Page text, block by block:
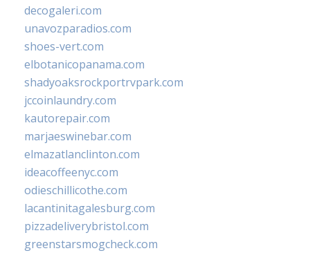
decogaleri.com
unavozparadios.com
shoes-vert.com
elbotanicopanama.com
shadyoaksrockportrvpark.com
jccoinlaundry.com
kautorepair.com
marjaeswinebar.com
elmazatlanclinton.com
ideacoffeenyc.com
odieschillicothe.com
lacantinitagalesburg.com
pizzadeliverybristol.com
greenstarsmogcheck.com